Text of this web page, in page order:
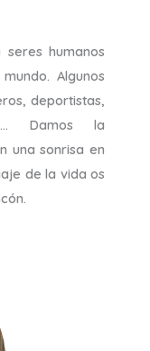
humanos
Algunos
deportistas,
Damos la
una sonrisa en
de la vida os